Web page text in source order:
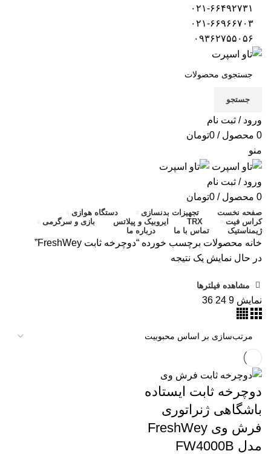
جستجو
ورود / ثبت نام
0 محصول / تومان0
منو
ورود / ثبت نام
0 محصول / تومان0
صفحه نخست تجهیزات بدنسازی
دستگاه هوازی
کراس فیت
TRX ایروبیک و پیلاتس
بازی و سرگرمی
ژیمناستیک
تماس با ما درباره ما
خانه محصولات برچسب خورده “دوچرخه ثابت FreshWey”
در حال نمایش یک نتیجه
مشاهده فیلترها
نمایش 9
24
36
دوچرخه ثابت ایستاده
باشگاهی ژنراتوری
فرش وی FreshWey
مدل FW4000B